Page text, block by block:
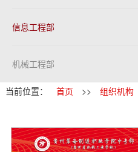
信息工程部
机械工程部
当前位置： 首页 >> 组织机构